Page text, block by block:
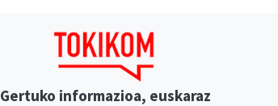
Gertuko informazioa, euskaraz